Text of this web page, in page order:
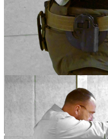
Zum Anfang der Bildergalerie
S38FS